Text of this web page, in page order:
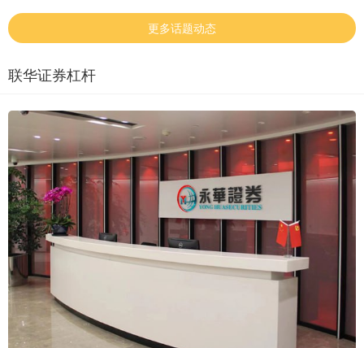
更多话题动态
联华证券杠杆